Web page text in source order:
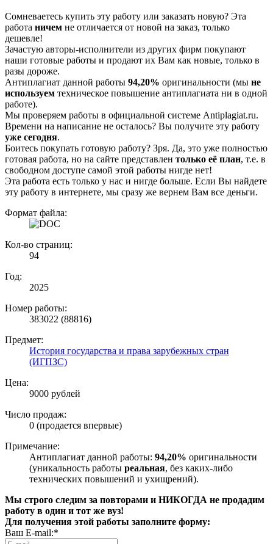
Сомневаетесь купить эту работу или заказать новую? Эта
работа ничем не отличается от новой на заказ, только
дешевле!
Зачастую авторы-исполнители из других фирм покупают
наши готовые работы и продают их Вам как новые, только в
разы дороже.
Антиплагиат данной работы 94,20% оригинальности (мы не
используем техническое повышение антиплагиата ни в одной
работе).
Мы проверяем работы в официальной системе Аntiplagiat.ru.
Времени на написание не осталось? Вы получите эту работу
уже сегодня.
Боитесь покупать готовую работу? Зря. Да, это уже полностью
готовая работа, но на сайте представлен только её план, т.е. в
свободном доступе самой этой работы нигде нет!
Эта работа есть только у нас и нигде больше. Если Вы найдете
эту работу в интернете, мы сразу же вернем Вам все деньги.
Формат файла:
Кол-во страниц:
94
Год:
2025
Номер работы:
383022 (88816)
Предмет:
История государства и права зарубежных стран
(ИГПЗС)
Цена:
9000 рублей
Число продаж:
0 (продается впервые)
Примечание:
Антиплагиат данной работы: 94,20% оригинальности
(уникальность работы реальная, без каких-либо
технических повышений и ухищрений).
Мы строго следим за повторами и НИКОГДА не продадим
работу в один и тот же вуз!
Для получения этой работы заполните форму:
Ваш E-mail:*